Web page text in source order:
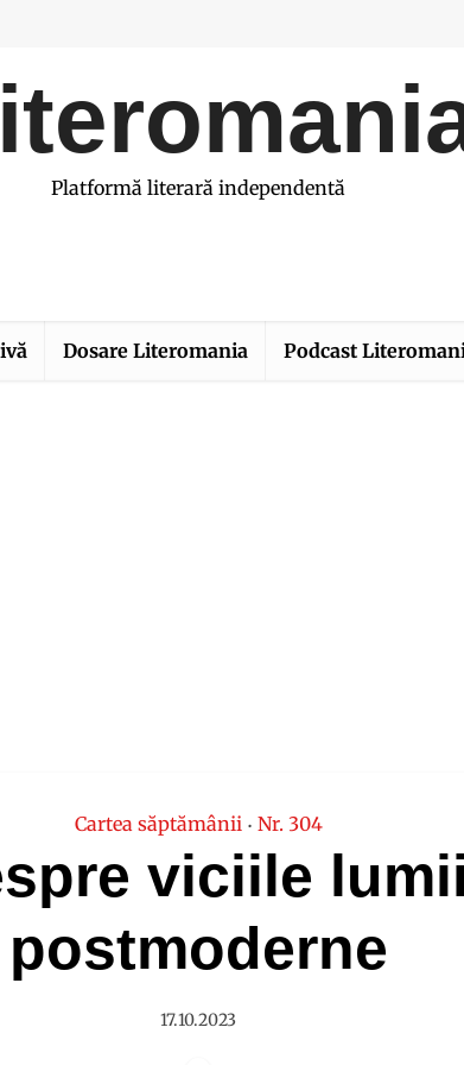
Platformă literară independentă
Dosare Literomania Podcast
Cartea săptămânii • Nr. 304
viciile
postmoderne
17.10.2023